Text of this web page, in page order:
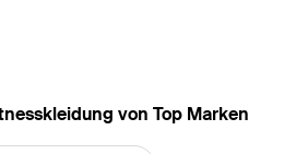
von Top Marken